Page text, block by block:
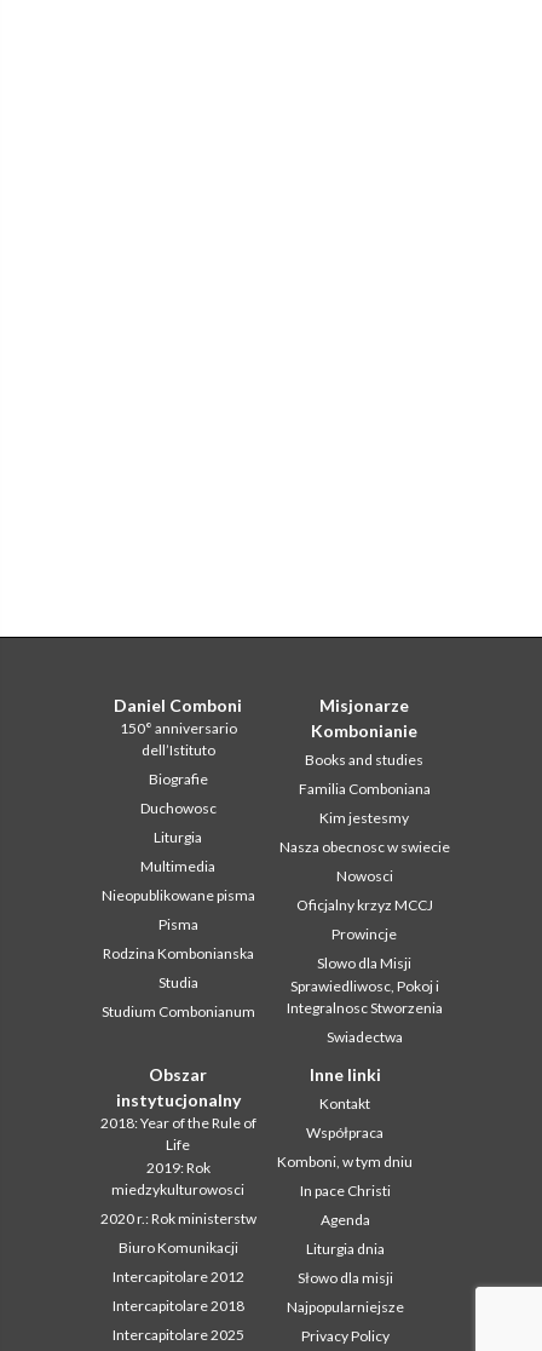
Daniel Comboni
150° anniversario
dell’Istituto
Biografie
Duchowosc
Liturgia
Multimedia
Nieopublikowane pisma
Pisma
Rodzina Kombonianska
Studia
Studium Combonianum
Misjonarze
Kombonianie
Books and studies
Familia Comboniana
Kim jestesmy
Nasza obecnosc w swiecie
Nowosci
Oficjalny krzyz MCCJ
Prowincje
Slowo dla Misji
Sprawiedliwosc, Pokoj i
Integralnosc Stworzenia
Swiadectwa
Obszar
instytucjonalny
2018: Year of the Rule of
Life
2019: Rok
miedzykulturowosci
2020 r.: Rok ministerstw
Biuro Komunikacji
Intercapitolare 2012
Intercapitolare 2018
Intercapitolare 2025
Inne linki
Kontakt
Współpraca
Komboni, w tym dniu
In pace Christi
Agenda
Liturgia dnia
Słowo dla misji
Najpopularniejsze
Privacy Policy